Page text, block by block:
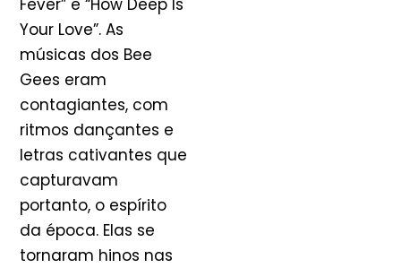
Fever” e “How Deep Is
Your Love”. As
músicas dos Bee
Gees eram
contagiantes, com
ritmos dançantes e
letras cativantes que
capturavam
portanto, o espírito
da época. Elas se
tornaram hinos nas